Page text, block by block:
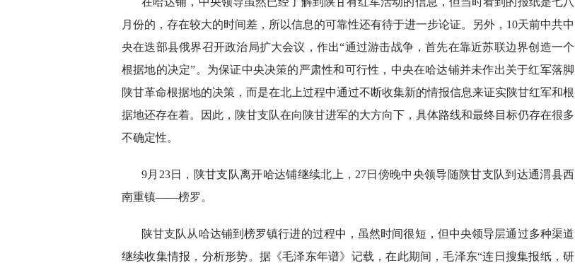
月份的，存在较大的时间差，所以信息的可靠性还有待于进一步论证。另外，10天前中共中
央在迭部县俄界召开政治局扩大会议，作出“通过游击战争，首先在靠近苏联边界创造一个
根据地的决定”。为保证中央决策的严肃性和可行性，中央在哈达铺并未作出关于红军落脚
陕甘革命根据地的决策，而是在北上过程中通过不断收集新的情报信息来证实陕甘红军和根
据地还存在着。因此，陕甘支队在向陕甘进军的大方向下，具体路线和最终目标仍存在很多
不确定性。
9月23日，陕甘支队离开哈达铺继续北上，27日傍晚中央领导随陕甘支队到达通渭县西
南重镇——榜罗。
陕甘支队从哈达铺到榜罗镇行进的过程中，虽然时间很短，但中央领导层通过多种渠道
继续收集情报，分析形势。据《毛泽东年谱》记载，在此期间，毛泽东“连日搜集报纸，研